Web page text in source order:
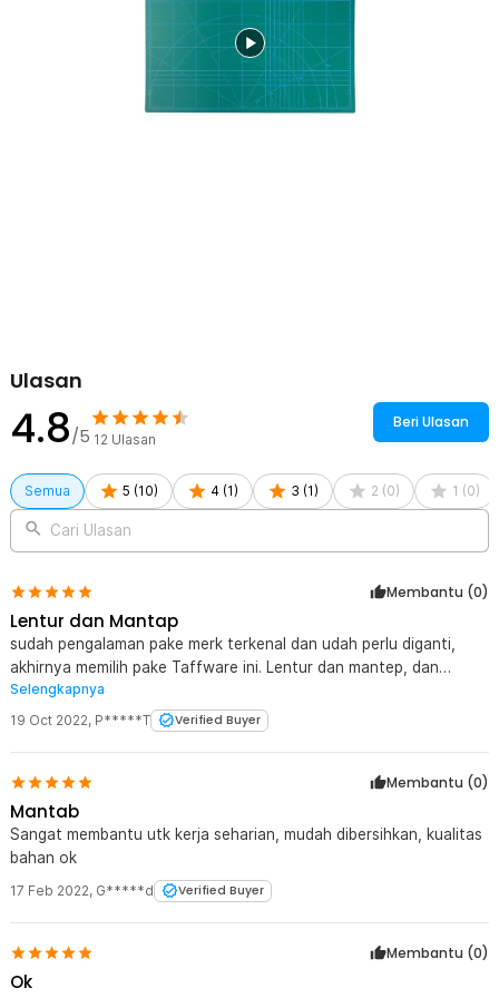
menjadi pilihan tepat untuk pemakaian jangka panjang di meja kerja
atau ruang studio Anda.
Kelengkapan Produk
Rincian yang Anda dapatkan untuk pembelian produk ini:
Ulasan
4.8/5 12 Ulasan
Beri Ulasan
Semua 5 (10) 4 (1 ) 3 (1 ) 2 (0) 1 (0)
Cari Ulasan
Membantu (0)
Lentur dan Mantap
sudah pengalaman pake merk terkenal dan udah perlu diganti,
akhirnya memilih pake Taffware ini. Lentur dan mantep, dan
marking nya depan belakang. Maaaaaaaaaknyuuusss...
Selengkapnya
19 Oct 2022, P*****T Verified Buyer
Membantu (0)
Mantab
Sangat membantu utk kerja seharian, mudah dibersihkan, kualitas
bahan ok
17 Feb 2022, G*****d Verified Buyer
Membantu (0)
Ok